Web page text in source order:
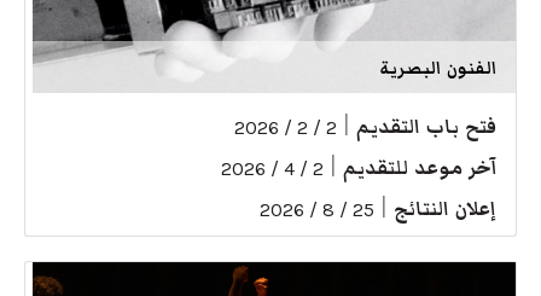
الفنون البصرية
فتح باب التقديم 2 / 2 / 2026
آخر موعد للتقديم 2 / 4 / 2026
إعلان النتائج 25 / 8 / 2026